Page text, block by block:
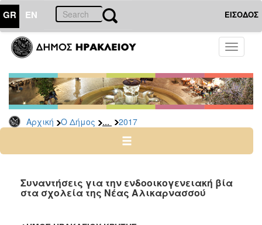
GR EN ΕΙΣΟΔΟΣ
Toggle
Αρχική Ο Δήμος ... 2017
ΔΗΜΟΣ
Δελτία
Τύπου
Αρχείο
2026
2024
2022
Συναντήσεις για την ενδοοικογενειακή βία
στα σχολεία της Νέας Αλικαρνασσού